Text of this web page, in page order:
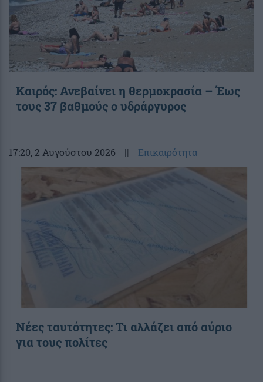
Καιρός: Ανεβαίνει η θερμοκρασία – Έως
τους 37 βαθμούς ο υδράργυρος
17:20, 2 Αυγούστου 2026 || Επικαιρότητα
Νέες ταυτότητες: Τι αλλάζει από αύριο
για τους πολίτες